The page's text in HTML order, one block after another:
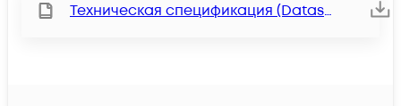
Техническая спецификация (Datasheet)